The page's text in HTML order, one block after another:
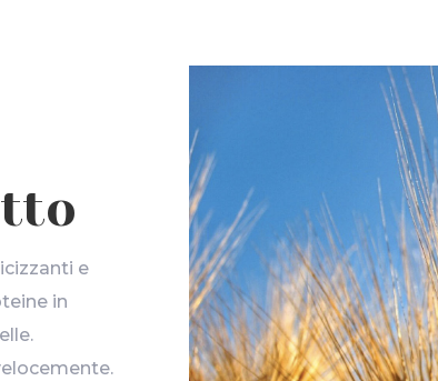
e
in